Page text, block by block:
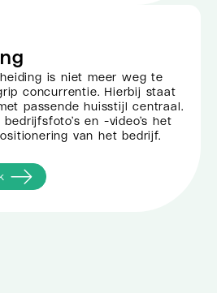
is niet meer weg te
concurrentie. Hierbij staat
passende huisstijl centraal.
en -video’s het
van het bedrijf.